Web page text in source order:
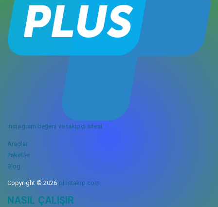
instagram beğeni ve takipçi sitesi
Araçlar
Paketler
Blog
Copyright © 2026 plustakip.com
NASIL ÇALIŞIR